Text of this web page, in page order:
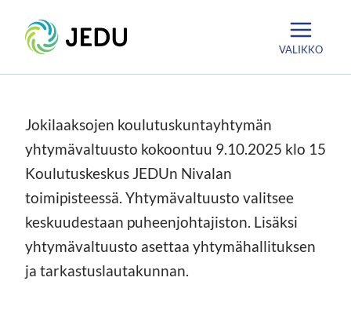
sisältöön
Etusivu
VALIKKO
Jokilaaksojen koulutuskuntayhtymän
yhtymävaltuusto kokoontuu 9.10.2025 klo 15
Koulutuskeskus JEDUn Nivalan
toimipisteessä. Yhtymävaltuusto valitsee
keskuudestaan puheenjohtajiston. Lisäksi
yhtymävaltuusto asettaa yhtymähallituksen
ja tarkastuslautakunnan.